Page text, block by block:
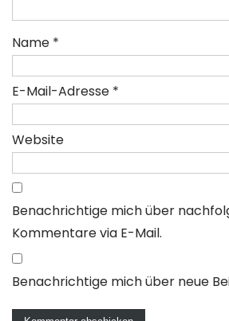
Name *
E-Mail-Adresse *
Website
Benachrichtige mich über
Kommentare via E-Mail.
Benachrichtige mich über neue